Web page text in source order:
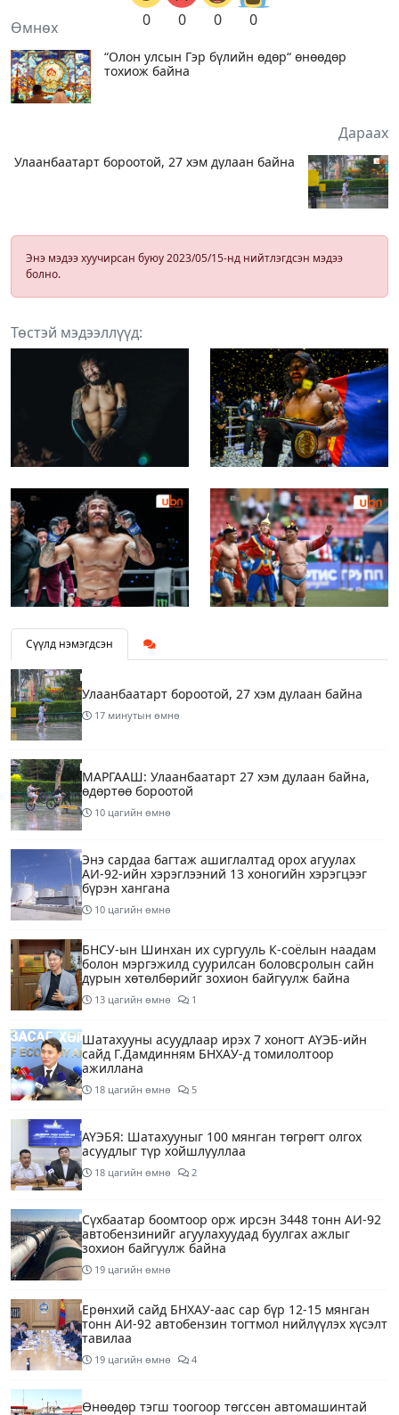
0 0 0 0
Өмнөх
“Олон улсын Гэр бүлийн өдөр“ өнөөдөр
тохиож байна
Дараах
Улаанбаатарт бороотой, 27 хэм дулаан байна
Энэ мэдээ хуучирсан буюу 2023/05/15-нд нийтлэгдсэн мэдээ
болно.
Төстэй мэдээллүүд:
Сүүлд нэмэгдсэн
Улаанбаатарт бороотой, 27 хэм дулаан байна
17 минутын өмнө
МАРГААШ: Улаанбаатарт 27 хэм дулаан байна,
өдөртөө бороотой
10 цагийн өмнө
Энэ сардаа багтаж ашиглалтад орох агуулах
АИ-92-ийн хэрэглээний 13 хоногийн хэрэгцээг
бүрэн хангана
10 цагийн өмнө
БНСУ-ын Шинхан их сургууль К-соёлын наадам
болон мэргэжилд суурилсан боловсролын сайн
дурын хөтөлбөрийг зохион байгуулж байна
13 цагийн өмнө 1
Шатахууны асуудлаар ирэх 7 хоногт АҮЭБ-ийн
сайд Г.Дамдинням БНХАУ-д томилолтоор
ажиллана
18 цагийн өмнө 5
АҮЭБЯ: Шатахууныг 100 мянган төгрөгт олгох
асуудлыг түр хойшлууллаа
18 цагийн өмнө 2
Сүхбаатар боомтоор орж ирсэн 3448 тонн АИ-92
автобензинийг агуулахуудад буулгах ажлыг
зохион байгуулж байна
19 цагийн өмнө
Ерөнхий сайд БНХАУ-аас сар бүр 12-15 мянган
тонн АИ-92 автобензин тогтмол нийлүүлэх хүсэлт
тавилаа
19 цагийн өмнө 4
Өнөөдөр тэгш тоогоор төгссөн автомашинтай